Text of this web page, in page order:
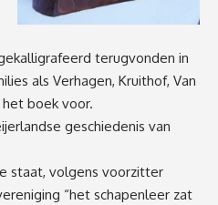
terugvonden in
als Verhagen, Kruithof, Van
het boek voor.
geschiedenis van
staat, volgens voorzitter
“het schapenleer zat